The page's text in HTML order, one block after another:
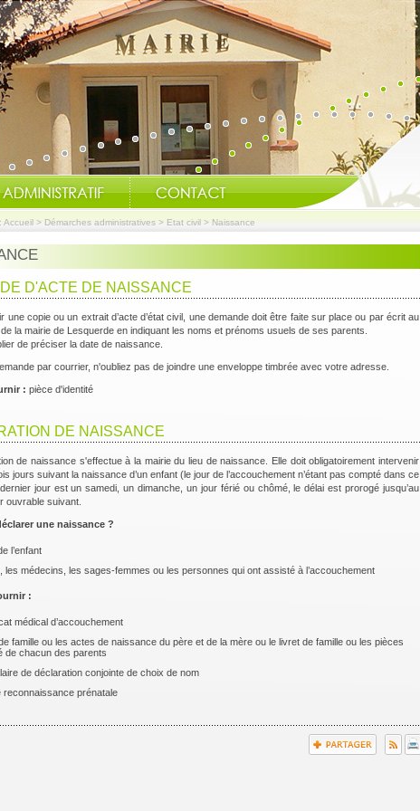
Accueil > Démarches administratives > Etat civil > Naissance
D'ACTE DE NAISSANCE
une copie ou un extrait d’acte d’état civil, une demande doit être faite sur place ou par écrit au
la mairie de Lesquerde en indiquant les noms et prénoms usuels de ses parents.
de préciser la date de naissance.
par courrier, n'oubliez pas de joindre une enveloppe timbrée avec votre adresse.
: pièce d'identité
DE NAISSANCE
de naissance s'effectue à la mairie du lieu de naissance. Elle doit obligatoirement intervenir
jours suivant la naissance d’un enfant (le jour de l’accouchement n’étant pas compté dans ce
jour est un samedi, un dimanche, un jour férié ou chômé, le délai est prorogé jusqu’au
ouvrable suivant.
une naissance ?
l’enfant
les médecins, les sages-femmes ou les personnes qui ont assisté à l’accouchement
:
médical d’accouchement
famille ou les actes de naissance du père et de la mère ou le livret de famille ou les pièces
de chacun des parents
de déclaration conjointe de choix de nom
reconnaissance prénatale